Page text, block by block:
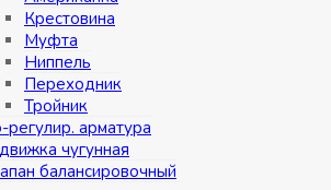
Крестовина
Муфта
Ниппель
Переходник
Тройник
регулир. арматура
чугунная
балансировочный